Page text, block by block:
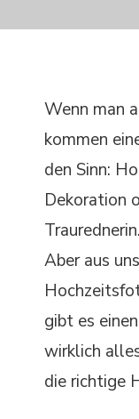
Wenn man
kommen
den Sinn:
Dekoration
Aber aus
gibt es
wirklich
die richtige